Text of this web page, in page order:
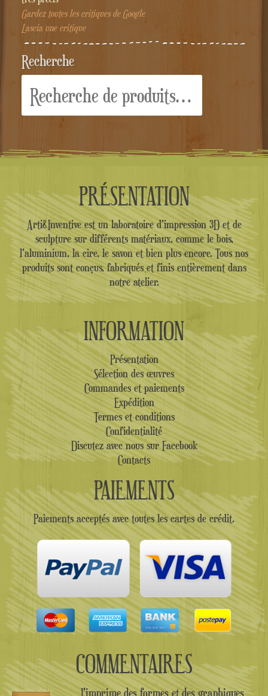
Gardez toutes les critiques de Google
Lascia une critique
Recherche
pour :
PRÉSENTATION
Arti&Inventive est un laboratoire d'impression 3D et de
sculpture sur différents matériaux, comme le bois,
l'aluminium, la cire, le savon et bien plus encore. Tous nos
produits sont conçus, fabriqués et finis entièrement dans
notre atelier.
INFORMATION
Présentation
Sélection des œuvres
Commandes et paiements
Expédition
Termes et conditions
Confidentialité
Discutez avec nous sur Facebook
Contacts
PAIEMENTS
Paiements acceptés avec toutes les cartes de crédit.
COMMENTAIRES